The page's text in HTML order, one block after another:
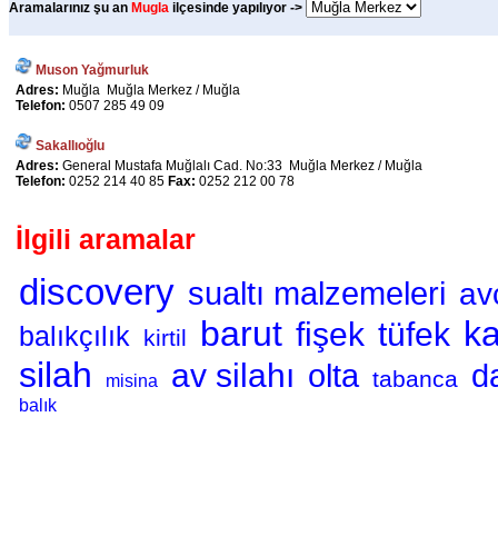
Aramalarınız şu an Mugla ilçesinde yapılıyor ->
Muson Yağmurluk
Adres: Muğla Muğla Merkez / Muğla
Telefon: 0507 285 49 09
Sakallıoğlu
Adres: General Mustafa Muğlalı Cad. No:33 Muğla Merkez / Muğla
Telefon: 0252 214 40 85 Fax: 0252 212 00 78
İlgili aramalar
discovery sualtı malzemeleri
balıkçılık kirtil barut fişek tüfek
silah
misina av silahı olta tabanca
balık